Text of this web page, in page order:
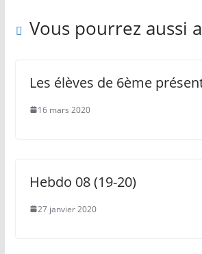
Vous pourrez aussi
Les élèves de 6ème
16 mars 2020
Hebdo 08 (19-20)
27 janvier 2020